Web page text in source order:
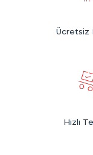
Ücretsiz
Hızlı